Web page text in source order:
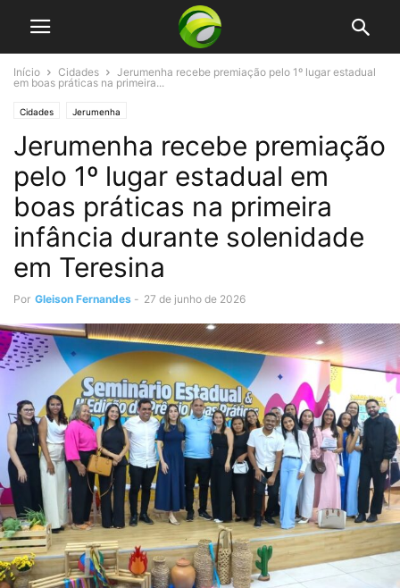
Início Cidades
Jerumenha recebe premiação pelo 1º lugar estadual
em boas práticas na primeira...
Cidades Jerumenha
Jerumenha recebe premiação
pelo 1º lugar estadual em
boas práticas na primeira
infância durante solenidade
em Teresina
Por Gleison Fernandes - 27 de junho de 2026